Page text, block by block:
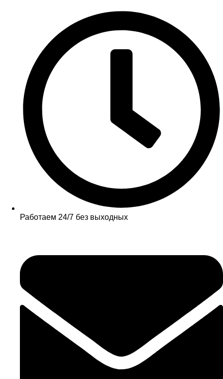
Работаем 24/7 без выходных